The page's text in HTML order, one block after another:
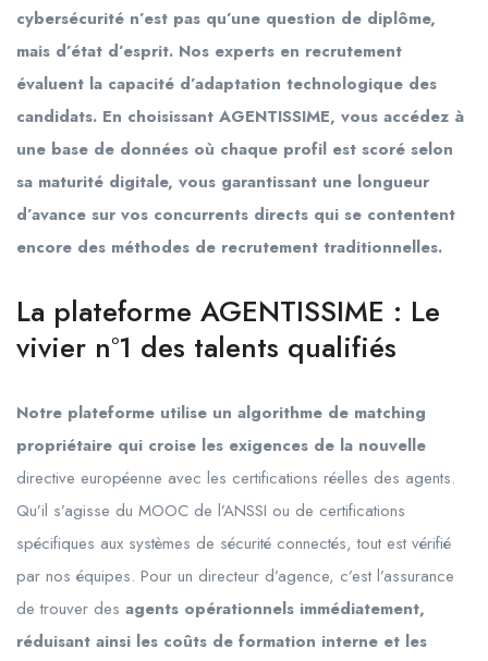
cybersécurité n’est pas qu’une question de diplôme,
mais d’état d’esprit. Nos experts en recrutement
évaluent la capacité d’adaptation technologique des
candidats. En choisissant AGENTISSIME, vous accédez à
une base de données où chaque profil est scoré selon
sa maturité digitale, vous garantissant une longueur
d’avance sur vos concurrents directs qui se contentent
encore des méthodes de recrutement traditionnelles.
La plateforme AGENTISSIME : Le
vivier n°1 des talents qualifiés
Notre plateforme utilise un algorithme de matching
propriétaire qui croise les exigences de la nouvelle
directive européenne avec les certifications réelles des agents.
Qu’il s’agisse du MOOC de l’ANSSI ou de certifications
spécifiques aux systèmes de sécurité connectés, tout est vérifié
par nos équipes. Pour un directeur d’agence, c’est l’assurance
de trouver des agents opérationnels immédiatement,
réduisant ainsi les coûts de formation interne et les